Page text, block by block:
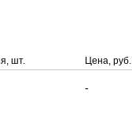
шт. Цена, руб.
-